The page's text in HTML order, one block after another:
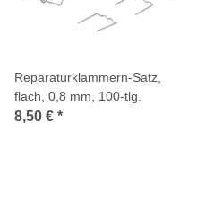
Reparaturklammern-Satz,
flach, 0,8 mm, 100-tlg.
8,50 € *